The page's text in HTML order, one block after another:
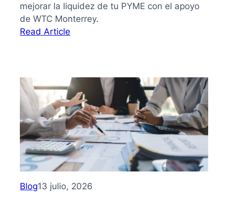
mejorar la liquidez de tu PYME con el apoyo
de WTC Monterrey.
Read Article
o
cash
flow
para
PYMES:
la
guía
que
necesitas
Blog13 julio, 2026